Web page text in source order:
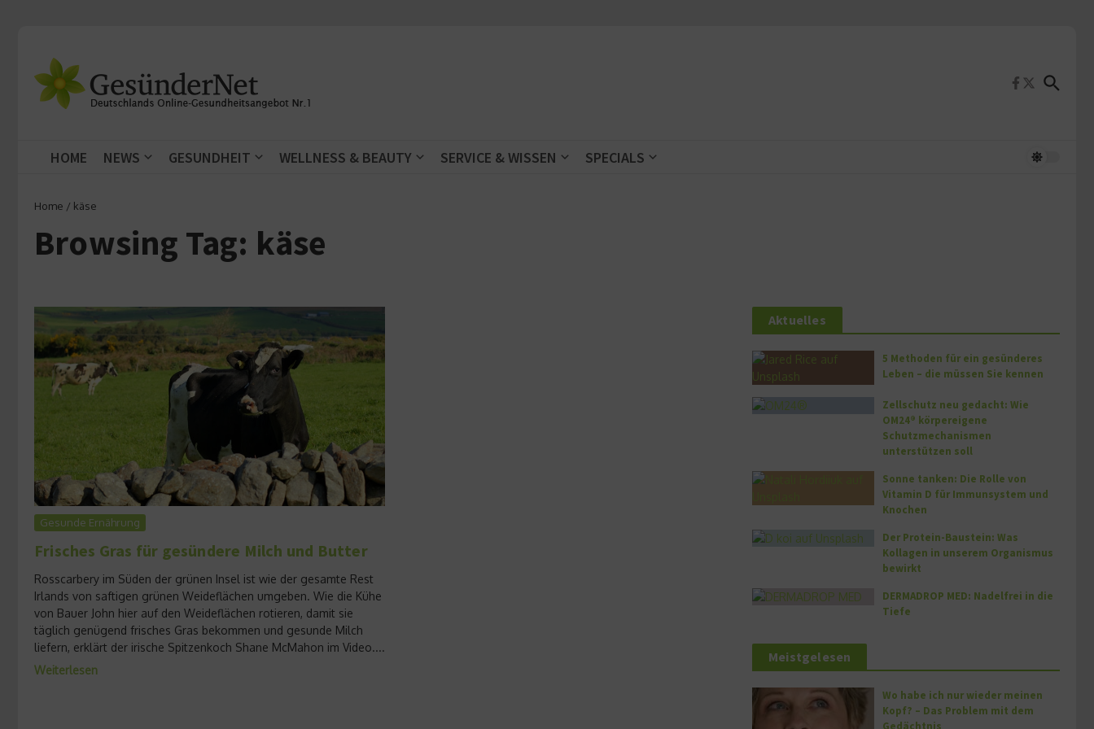
HOME NEWS GESUNDHEIT WELLNESS & BEAUTY SERVICE & WISSEN SPECIALS
Home / käse
Browsing Tag: käse
Gesunde Ernährung
Frisches Gras für gesündere Milch und Butter
Rosscarbery im Süden der grünen Insel ist wie der gesamte Rest
Irlands von saftigen grünen Weideflächen umgeben. Wie die Kühe
von Bauer John hier auf den Weideflächen rotieren, damit sie
täglich genügend frisches Gras bekommen und gesunde Milch
liefern, erklärt der irische Spitzenkoch Shane McMahon im Video....
Weiterlesen
Aktuelles
5 Methoden für ein gesünderes
Leben – die müssen Sie kennen
Zellschutz neu gedacht: Wie
OM24® körpereigene
Schutzmechanismen
unterstützen soll
Sonne tanken: Die Rolle von
Vitamin D für Immunsystem und
Knochen
Der Protein-Baustein: Was
Kollagen in unserem Organismus
bewirkt
DERMADROP MED: Nadelfrei in die
Tiefe
Meistgelesen
Wo habe ich nur wieder meinen
Kopf? – Das Problem mit dem
Gedächtnis